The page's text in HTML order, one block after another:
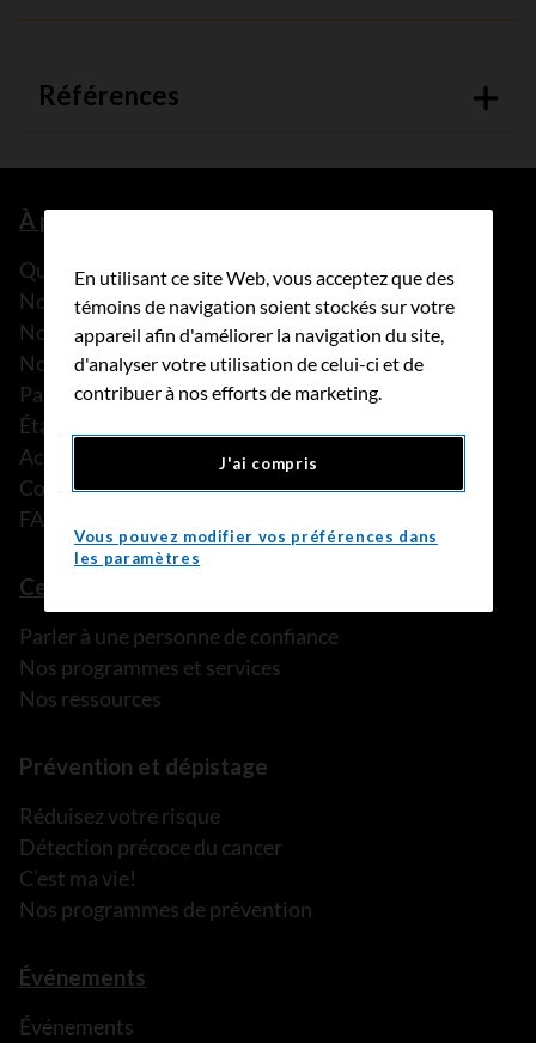
Références
À propos de nous
Que faisons-nous?
Notre histoire
Nos histoires
Notre équipe
Partenariats
États financiers
Actualités
Communiqués de presse
FAQ
Ce que nous pouvons faire
Parler à une personne de confiance
Nos programmes et services
Nos ressources
Prévention et dépistage
Réduisez votre risque
Détection précoce du cancer
C’est ma vie!
Nos programmes de prévention
Événements
Événements
En utilisant ce site Web, vous acceptez que des
témoins de navigation soient stockés sur votre
appareil afin d'améliorer la navigation du site,
d'analyser votre utilisation de celui-ci et de
contribuer à nos efforts de marketing.
J'ai compris
Vous pouvez modifier vos préférences dans
les paramètres